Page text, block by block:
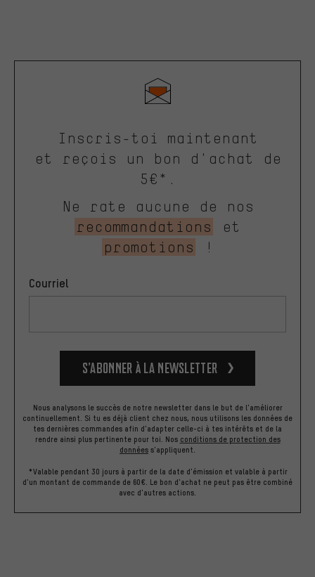
Inscris-toi maintenant
et reçois un bon d'achat de
5€*.
Ne rate aucune de nos
recommandations
et
promotions
!
Courriel
S’abonner à la newsletter
Nous analysons le succès de notre newsletter dans le but de l'améliorer
continuellement. Si tu es déjà client chez nous, nous utilisons les données de
tes dernières commandes afin d'adapter celle-ci à tes intérêts et de la
rendre ainsi plus pertinente pour toi. Nos conditions de protection des
données s'appliquent.
*Valable pendant 30 jours à partir de la date d'émission et valable à partir
d'un montant de commande de 60€. Le bon d'achat ne peut pas être combiné
avec d'autres actions.